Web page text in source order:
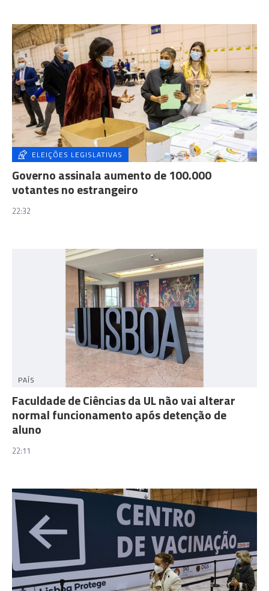
ELEIÇÕES LEGISLATIVAS
Governo assinala aumento de 100.000
votantes no estrangeiro
22:32
PAÍS
Faculdade de Ciências da UL não vai alterar
normal funcionamento após detenção de
aluno
22:11